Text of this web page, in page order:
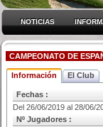
NOTICIAS
CAMPEONATO DE
Información El Club
Fechas :
Del 26/06/2019 al 28/06/
Nº Jugadores :